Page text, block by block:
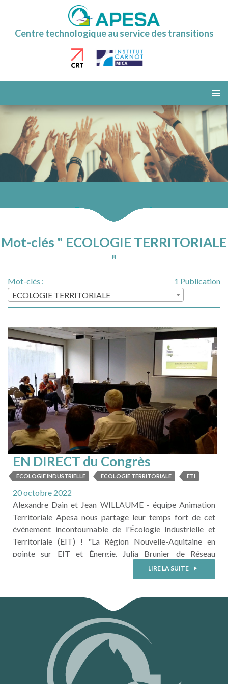
Centre technologique au service des transitions
MENU
AU
CONTENU
Mot-clés " ECOLOGIE TERRITORIALE
"
1 Publication
Mot-clés :
ECOLOGIE TERRITORIALE
EN DIRECT du Congrès
Ressources à Troyes
ECOLOGIE INDUSTRIELLE ECOLOGIE TERRITORIALE ETI
20 octobre 2022
Alexandre Dain et Jean WILLAUME - équipe Animation
Territoriale Apesa nous partage leur temps fort de cet
événement incontournable de l'Écologie Industrielle et
Territoriale (EIT) ! "La Région Nouvelle-Aquitaine en
pointe sur EIT et Énergie. Julia Brunier de Réseau
ZIRI, Violaine Baudon de RECTO VERSO 79 et Alexandre
DERIVE de BIOTOP Eco-réseau témoignent sur les achats
collective... lors du Congrès RESSOURCES (anciennement
Territoriale) à Troyes." L'Apesa est partenaire de cette
67ème édition ...
LIRE LA SUITE